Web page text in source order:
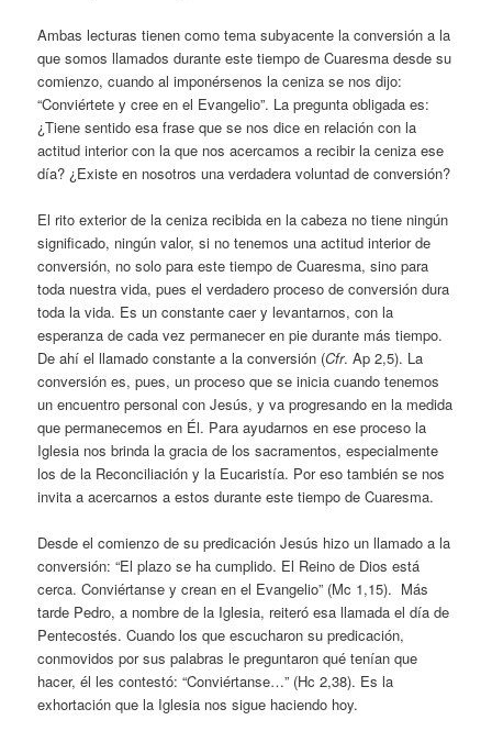
Ambas lecturas tienen como tema subyacente la conversión a la
que somos llamados durante este tiempo de Cuaresma desde su
comienzo, cuando al imponérsenos la ceniza se nos dijo:
“Conviértete y cree en el Evangelio”. La pregunta obligada es:
¿Tiene sentido esa frase que se nos dice en relación con la
actitud interior con la que nos acercamos a recibir la ceniza ese
día? ¿Existe en nosotros una verdadera voluntad de conversión?
El rito exterior de la ceniza recibida en la cabeza no tiene ningún
significado, ningún valor, si no tenemos una actitud interior de
conversión, no solo para este tiempo de Cuaresma, sino para
toda nuestra vida, pues el verdadero proceso de conversión dura
toda la vida. Es un constante caer y levantarnos, con la
esperanza de cada vez permanecer en pie durante más tiempo.
De ahí el llamado constante a la conversión (Cfr. Ap 2,5). La
conversión es, pues, un proceso que se inicia cuando tenemos
un encuentro personal con Jesús, y va progresando en la medida
que permanecemos en Él. Para ayudarnos en ese proceso la
Iglesia nos brinda la gracia de los sacramentos, especialmente
los de la Reconciliación y la Eucaristía. Por eso también se nos
invita a acercarnos a estos durante este tiempo de Cuaresma.
Desde el comienzo de su predicación Jesús hizo un llamado a la
conversión: “El plazo se ha cumplido. El Reino de Dios está
cerca. Conviértanse y crean en el Evangelio” (Mc 1,15). Más
tarde Pedro, a nombre de la Iglesia, reiteró esa llamada el día de
Pentecostés. Cuando los que escucharon su predicación,
conmovidos por sus palabras le preguntaron qué tenían que
hacer, él les contestó: “Conviértanse…” (Hc 2,38). Es la
exhortación que la Iglesia nos sigue haciendo hoy.